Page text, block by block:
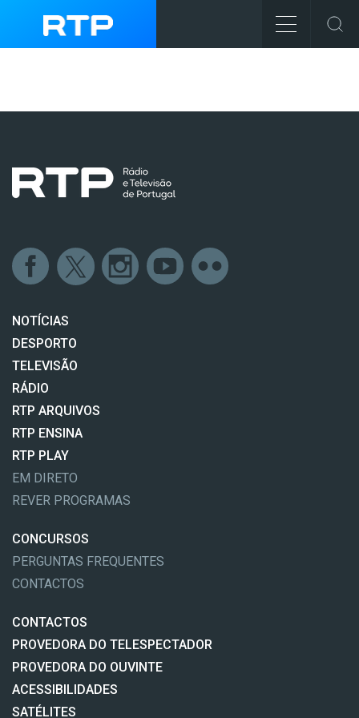
NOTÍCIAS
DESPORTO
TELEVISÃO
RÁDIO
RTP ARQUIVOS
RTP ENSINA
RTP PLAY
EM DIRETO
REVER PROGRAMAS
CONCURSOS
PERGUNTAS FREQUENTES
CONTACTOS
CONTACTOS
PROVEDORA DO TELESPECTADOR
PROVEDORA DO OUVINTE
ACESSIBILIDADES
SATÉLITES